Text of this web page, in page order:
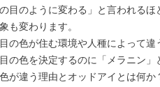
目のように変わる」と言われる
も変わります。
の色が住む環境や人種によって
の色を決定するのに「メラニン
が違う理由とオッドアイとは何か